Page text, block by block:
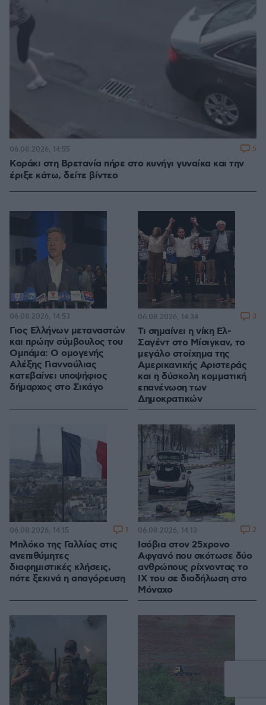
Κοράκι στη Βρετανία πήρε στο κυνήγι γυναίκα και την
έριξε κάτω, δείτε βίντεο
06.08.2026, 14:55 5
Γιος Ελλήνων μεταναστών
και πρώην σύμβουλος του
Ομπάμα: Ο ομογενής
Αλέξης Γιαννούλιας
κατεβαίνει υποψήφιος
δήμαρχος στο Σικάγο
06.08.2026, 14:53
Τι σημαίνει η νίκη Ελ-
Σαγέντ στο Μίσιγκαν, το
μεγάλο στοίχημα της
Aμερικανικής Αριστεράς
και η δύσκολη κομματική
επανένωση των
Δημοκρατικών
06.08.2026, 14:34 3
Μπλόκο της Γαλλίας στις
ανεπιθύμητες
διαφημιστικές κλήσεις,
πότε ξεκινά η απαγόρευση
06.08.2026, 14:15 1
Ισόβια στον 25χρονο
Αφγανό που σκότωσε δύο
ανθρώπους ρίχνοντας το
ΙΧ του σε διαδήλωση στο
Μόναχο
06.08.2026, 14:13 2